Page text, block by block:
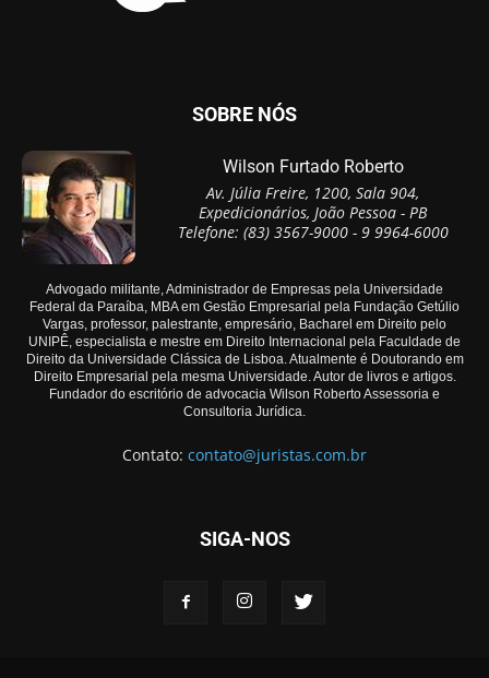
SOBRE NÓS
Wilson Furtado Roberto
Av. Júlia Freire, 1200, Sala 904,
Expedicionários, João Pessoa - PB
Telefone: (83) 3567-9000 - 9 9964-6000
Advogado militante, Administrador de Empresas pela Universidade
Federal da Paraíba, MBA em Gestão Empresarial pela Fundação Getúlio
Vargas, professor, palestrante, empresário, Bacharel em Direito pelo
UNIPÊ, especialista e mestre em Direito Internacional pela Faculdade de
Direito da Universidade Clássica de Lisboa. Atualmente é Doutorando em
Direito Empresarial pela mesma Universidade. Autor de livros e artigos.
Fundador do escritório de advocacia Wilson Roberto Assessoria e
Consultoria Jurídica.
Contato: contato@juristas.com.br
SIGA-NOS